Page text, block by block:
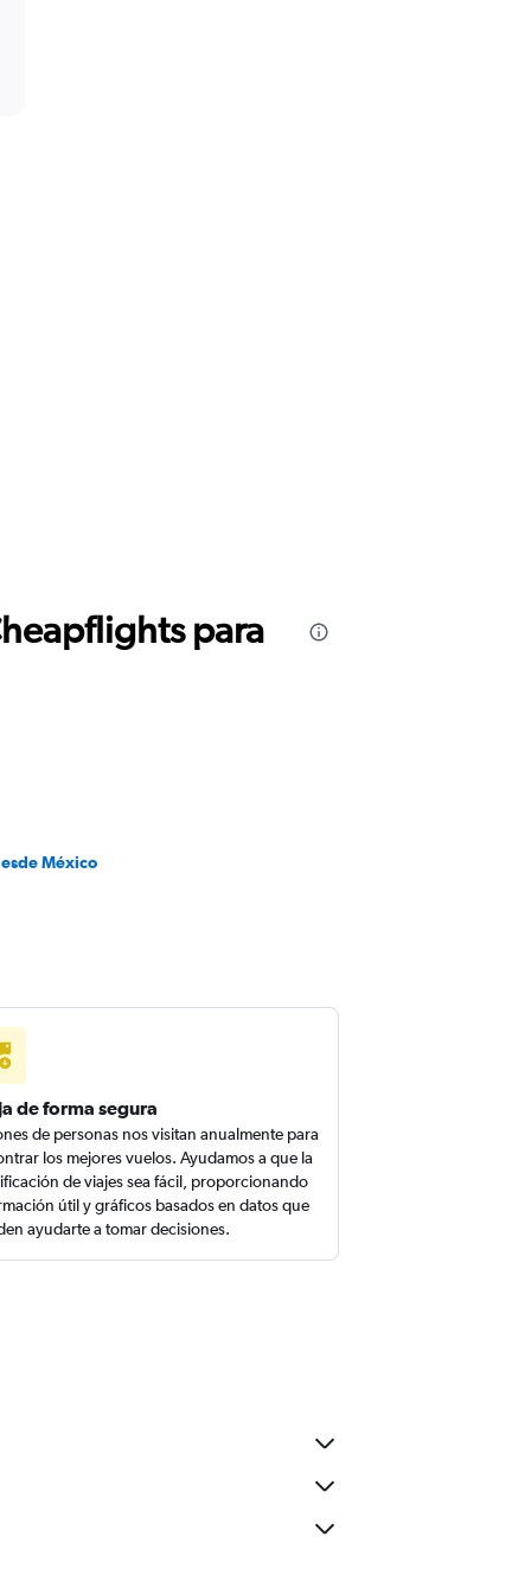
para
México
de forma segura
de personas nos visitan anualmente para
los mejores vuelos. Ayudamos a que la
de viajes sea fácil, proporcionando
útil y gráficos basados en datos que
ayudarte a tomar decisiones.